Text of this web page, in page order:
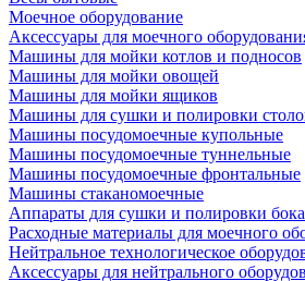
Моечное оборудование
Аксессуары для моечного
Машины для мойки котлов и подносов
Машины для мойки овощей
Машины для мойки ящиков
Машины для сушки и полировки
Машины посудомоечные купольные
Машины посудомоечные туннельные
Машины посудомоечные фронтальные
Машины стаканомоечные
Аппараты для сушки и полировки
Расходные материалы для моечного
Нейтральное технологическое
Аксессуары для нейтрального